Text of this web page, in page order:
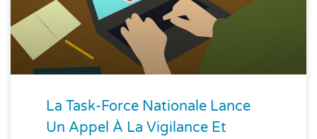
La Task-Force Nationale Lance
Un Appel À La Vigilance Et